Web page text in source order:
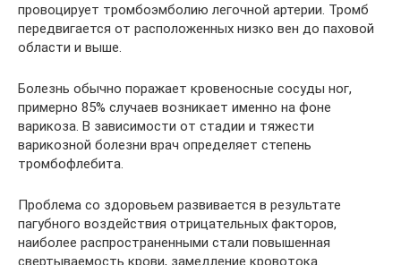
провоцирует тромбоэмболию легочной артерии. Тромб
передвигается от расположенных низко вен до паховой
области и выше.
Болезнь обычно поражает кровеносные сосуды ног,
примерно 85% случаев возникает именно на фоне
варикоза. В зависимости от стадии и тяжести
варикозной болезни врач определяет степень
тромбофлебита.
Проблема со здоровьем развивается в результате
пагубного воздействия отрицательных факторов,
наиболее распространенными стали повышенная
свертываемость крови, замедление кровотока.